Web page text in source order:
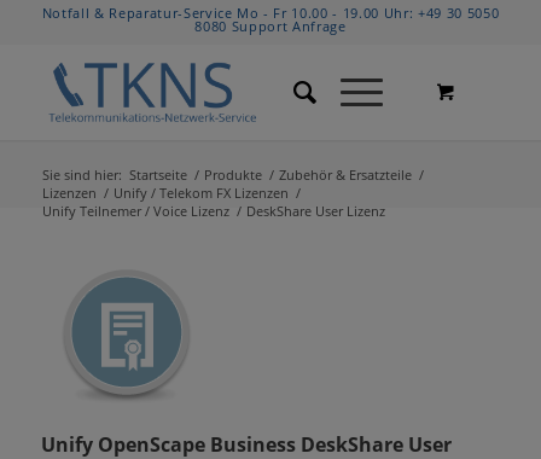
Notfall & Reparatur-Service Mo - Fr 10.00 - 19.00 Uhr:+49 30 5050
8080 Support Anfrage
Sie sind hier: Startseite / Produkte / Zubehör & Ersatzteile /
Lizenzen / Unify / Telekom FX Lizenzen /
Unify Teilnemer / Voice Lizenz / DeskShare User Lizenz
Unify OpenScape Business DeskShareUser